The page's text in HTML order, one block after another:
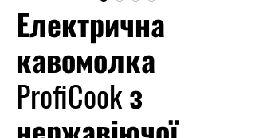
Електрична
кавомолка
ProfiCook з